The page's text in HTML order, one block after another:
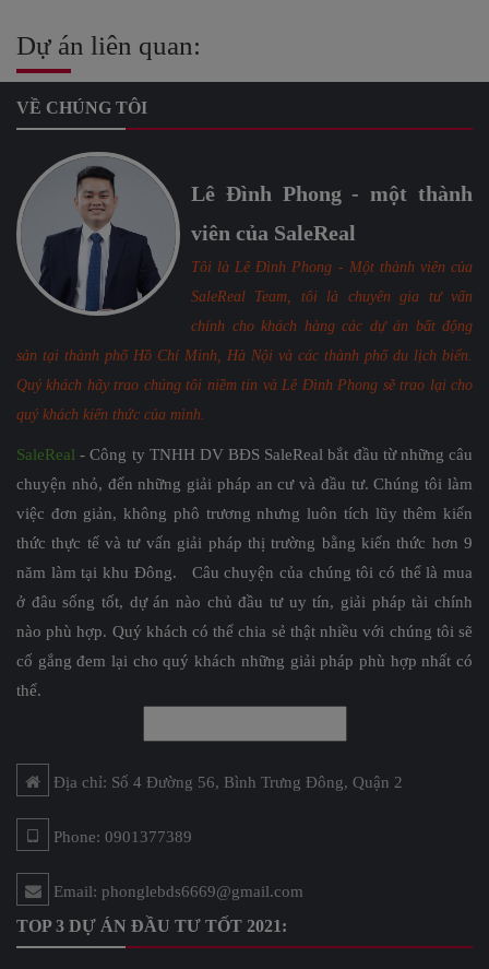
Dự án liên quan:
VỀ CHÚNG TÔI
Lê Đình Phong - một thành
viên của SaleReal
Tôi là Lê Đình Phong - Một thành viên của
SaleReal Team, tôi là chuyên gia tư vấn
chính cho khách hàng các dự án bất động
sản tại thành phố Hồ Chí Minh, Hà Nội và các thành phố du lịch biển.
Quý khách hãy trao chúng tôi niềm tin và Lê Đình Phong sẽ trao lại cho
quý khách kiến thức của mình.
SaleReal - Công ty TNHH DV BĐS SaleReal bắt đầu từ những câu
chuyện nhỏ, đến những giải pháp an cư và đầu tư. Chúng tôi làm
việc đơn giản, không phô trương nhưng luôn tích lũy thêm kiến
thức thực tế và tư vấn giải pháp thị trường bằng kiến thức hơn 9
năm làm tại khu Đông. Câu chuyện của chúng tôi có thể là mua
ở đâu sống tốt, dự án nào chủ đầu tư uy tín, giải pháp tài chính
nào phù hợp. Quý khách có thể chia sẻ thật nhiều với chúng tôi sẽ
cố gắng đem lại cho quý khách những giải pháp phù hợp nhất có
thể.
Địa chỉ: Số 4 Đường 56, Bình Trưng Đông, Quận 2
Phone: 0901377389
Email: phonglebds6669@gmail.com
TOP 3 DỰ ÁN ĐẦU TƯ TỐT 2021: